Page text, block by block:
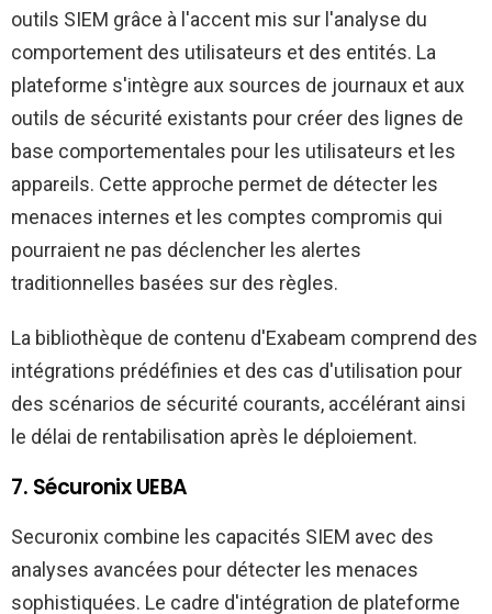
outils SIEM grâce à l'accent mis sur l'analyse du
comportement des utilisateurs et des entités. La
plateforme s'intègre aux sources de journaux et aux
outils de sécurité existants pour créer des lignes de
base comportementales pour les utilisateurs et les
appareils. Cette approche permet de détecter les
menaces internes et les comptes compromis qui
pourraient ne pas déclencher les alertes
traditionnelles basées sur des règles.
La bibliothèque de contenu d'Exabeam comprend des
intégrations prédéfinies et des cas d'utilisation pour
des scénarios de sécurité courants, accélérant ainsi
le délai de rentabilisation après le déploiement.
7. Sécuronix UEBA
Securonix combine les capacités SIEM avec des
analyses avancées pour détecter les menaces
sophistiquées. Le cadre d'intégration de plateforme